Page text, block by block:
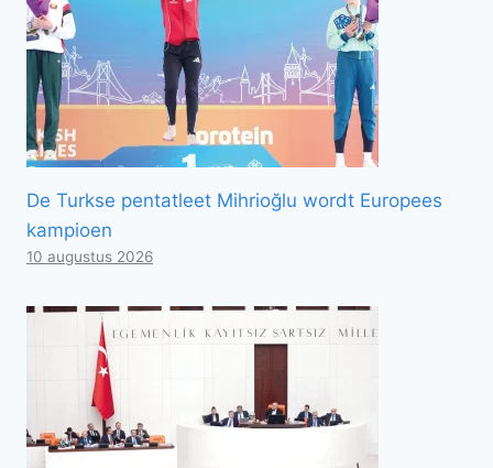
De Turkse pentatleet Mihrioğlu wordt Europees
kampioen
10 augustus 2026